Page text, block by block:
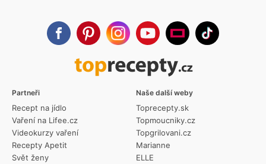
Partneři
Recept na jídlo
Vaření na Lifee.cz
Videokurzy vaření
Recepty Apetit
Svět ženy
Naše další weby
Toprecepty.sk
Topmoucniky.cz
Topgrilovani.cz
Marianne
ELLE